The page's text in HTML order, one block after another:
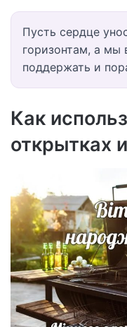
Пусть сердце
горизонтам, а мы
поддержать и
Как
открытках